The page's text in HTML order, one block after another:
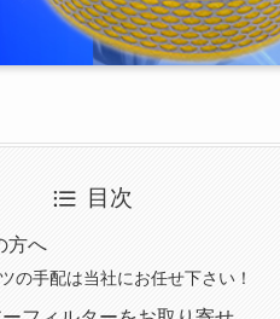
目次
方へ
の手配は当社にお任せ下さい！